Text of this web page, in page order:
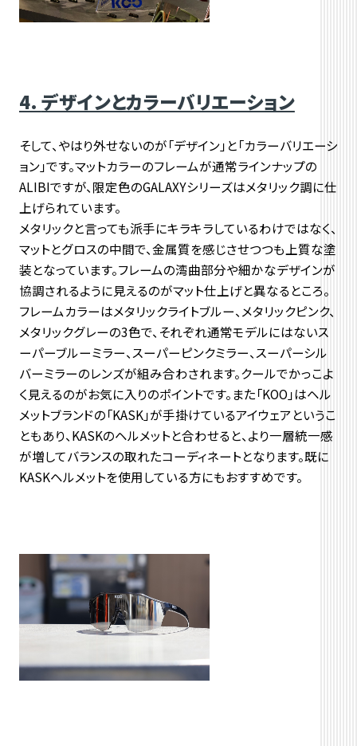
4. デザインとカラーバリエーション
そして、やはり外せないのが「デザイン」と「カラーバリエーシ
ョン」です。マットカラーのフレームが通常ラインナップの
ALIBIですが、限定色のGALAXYシリーズはメタリック調に仕
上げられています。
メタリックと言っても派手にキラキラしているわけではなく、
マットとグロスの中間で、金属質を感じさせつつも上質な塗
装となっています。フレームの湾曲部分や細かなデザインが
協調されるように見えるのがマット仕上げと異なるところ。
フレームカラーはメタリックライトブルー、メタリックピンク、
メタリックグレーの3色で、それぞれ通常モデルにはないス
ーパーブルーミラー、スーパーピンクミラー、スーパーシル
バーミラーのレンズが組み合わされます。クールでかっこよ
く見えるのがお気に入りのポイントです。また「KOO」はヘル
メットブランドの「KASK」が手掛けているアイウェアというこ
ともあり、KASKのヘルメットと合わせると、より一層統一感
が増してバランスの取れたコーディネートとなります。既に
KASKヘルメットを使用している方にもおすすめです。